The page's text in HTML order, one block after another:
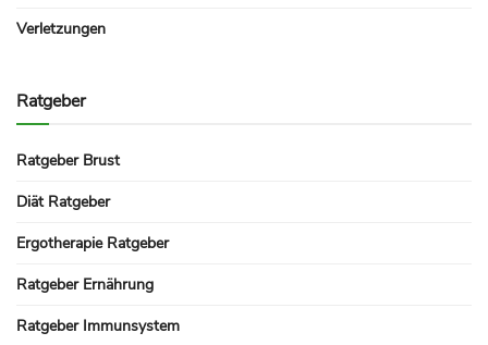
Verletzungen
Ratgeber
Ratgeber Brust
Diät Ratgeber
Ergotherapie Ratgeber
Ratgeber Ernährung
Ratgeber Immunsystem